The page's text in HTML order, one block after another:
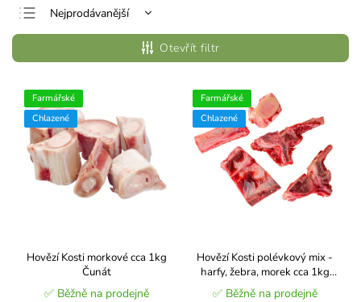
Nejprodávanější
Nejlevnější
Nejdražší
Abecedně
Otevřít filtr
Farmářské
Chlazené
Hovězí Kosti morkové cca 1kg
Čunát
✅ Běžně na prodejně
Farmářské
Chlazené
Hovězí Kosti polévkový mix -
harfy, žebra, morek cca 1kg
Čunát
✅ Běžně na prodejně